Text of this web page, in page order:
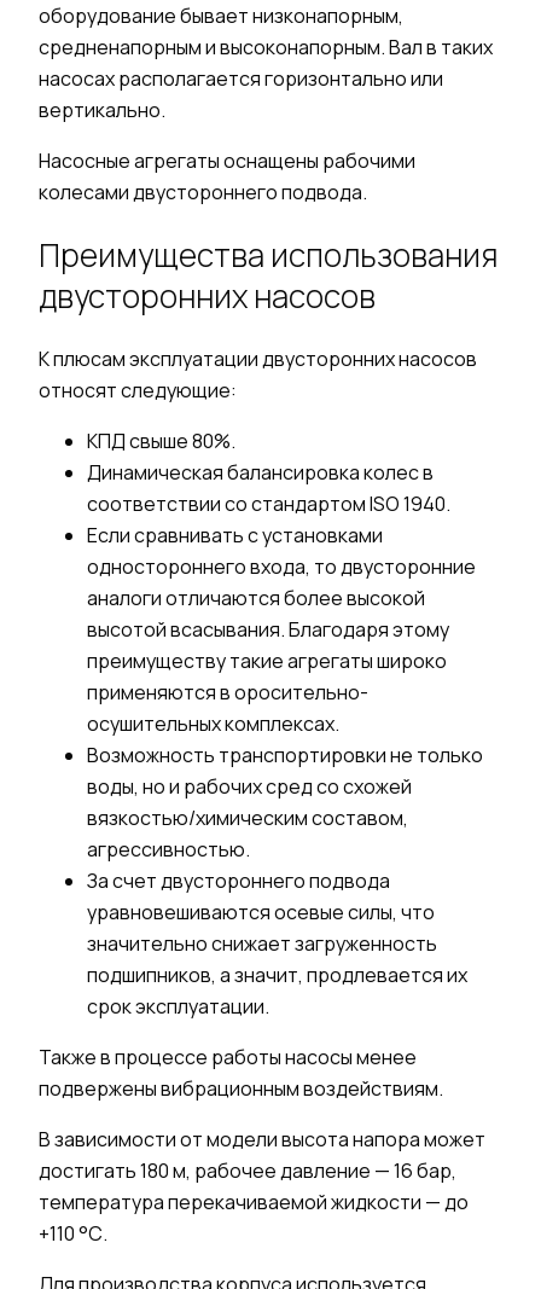
оборудованиебывает низконапорным,
средненапорным и высоконапорным. Вал в таких
насосах располагаетсягоризонтальноили
вертикально.
Насосные агрегатыоснащены рабочими
колесамидвустороннего подвода.
Преимущества использования
двусторонних насосов
К плюсам эксплуатации двусторонних насосов
относят следующие:
КПД свыше 80%.
Динамическая балансировка колес в
соответствии со стандартом ISO 1940.
Если сравнивать с установками
одностороннего входа, то двусторонние
аналоги отличаются более высокой
высотойвсасывания. Благодаря этому
преимуществу такиеагрегатышироко
применяются в оросительно-
осушительных комплексах.
Возможность транспортировки не только
воды, но и рабочих средсо схожей
вязкостью/химическим составом,
агрессивностью.
За счет двустороннего подвода
уравновешиваются осевые силы, что
значительно снижает загруженность
подшипников, а значит, продлевается их
срок эксплуатации.
Также в процессе работы насосы менее
подвержены вибрационным воздействиям.
В зависимости от модели высота напора может
достигать 180 м, рабочее давление — 16 бар,
температура перекачиваемойжидкости — до
+110 °С.
Для производствакорпусаиспользуется